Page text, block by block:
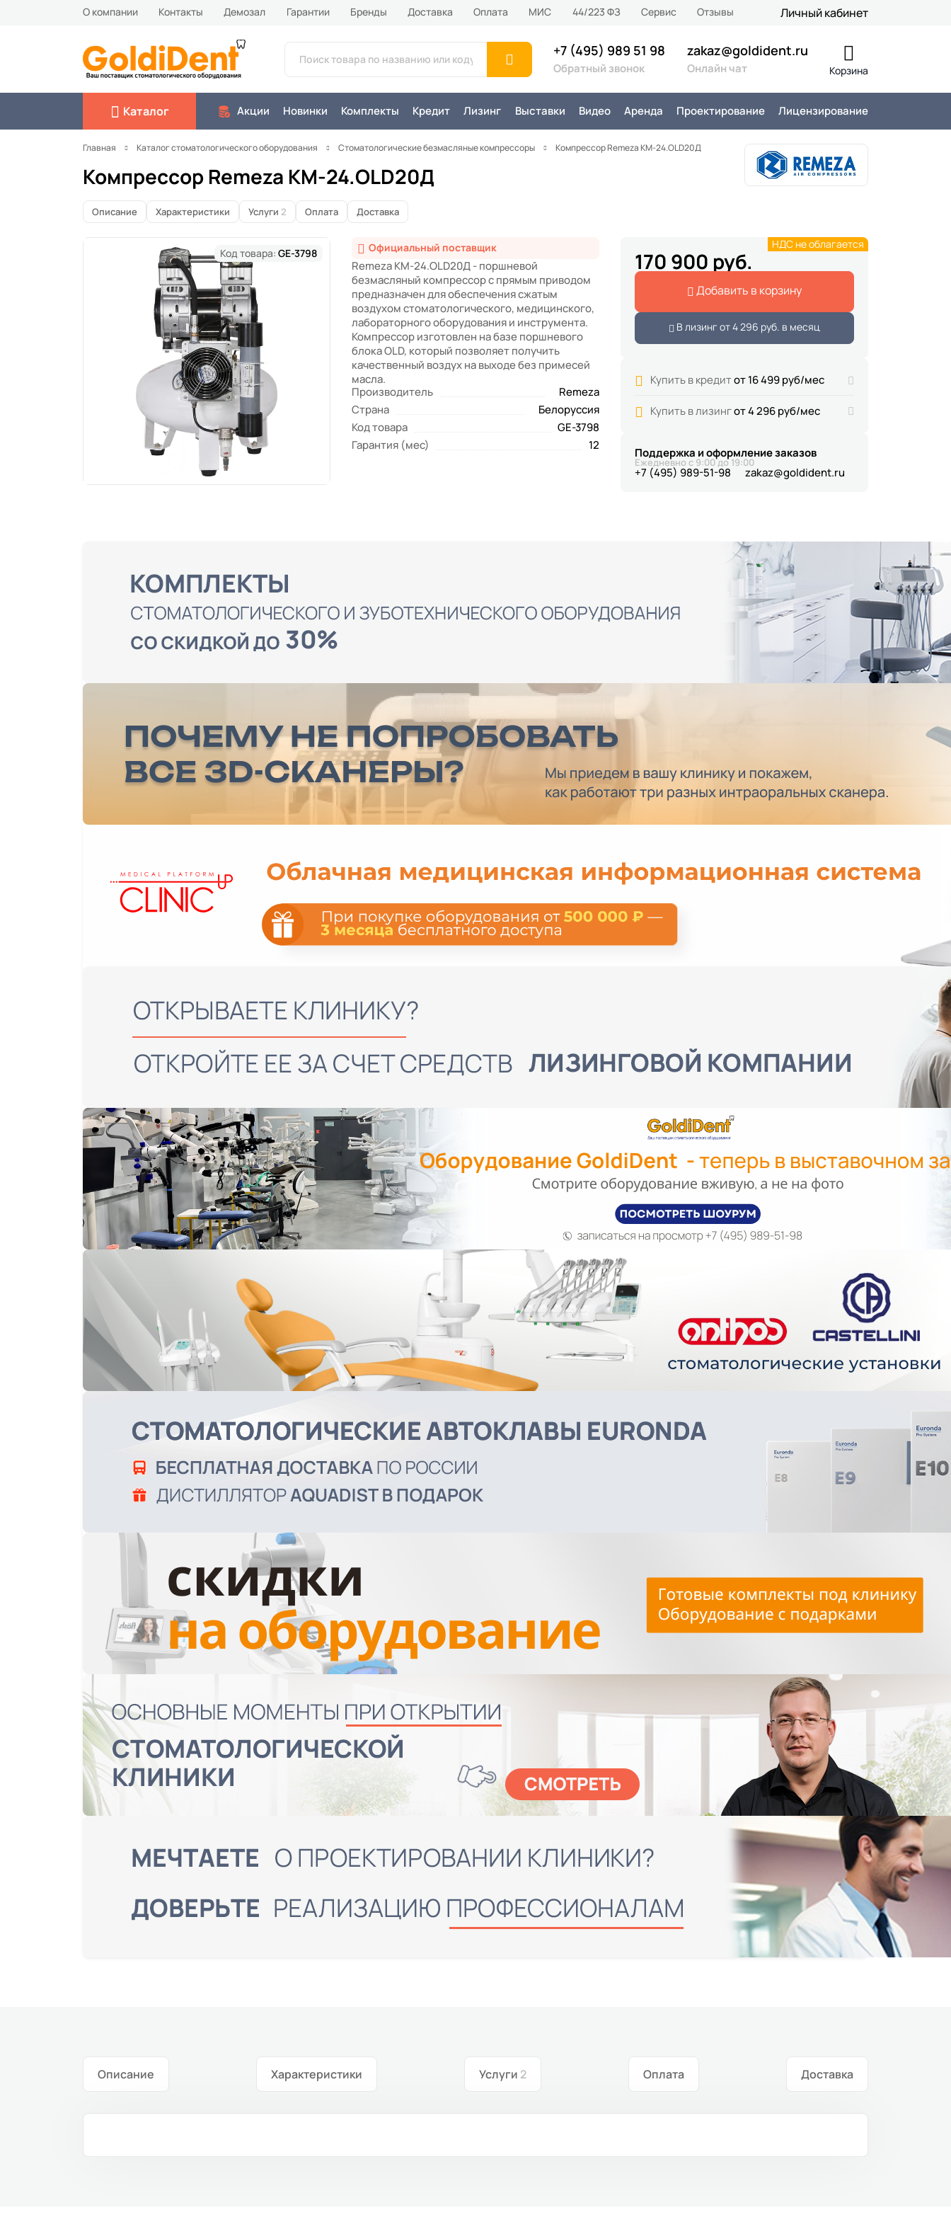
О компании Контакты Демозал Гарантии Бренды Доставка Оплата MИС 44/223 ФЗ Сервис Отзывы Личный кабинет
+7 (495) 989 51 98
Обратный звонок
zakaz@goldident.ru
Онлайн чат Корзина
Каталог Акции Новинки Комплекты Кредит Лизинг Выставки Видео Аренда Проектирование Лицензирование
Главная Каталог стоматологического оборудования Стоматологические безмасляные компрессоры Компрессор Remeza КМ-24.OLD20Д
Компрессор Remeza КМ-24.OLD20Д
Описание Характеристики Услуги 2 Оплата Доставка
Код товара: GE-3798 Официальный поставщик
Remeza КМ-24.OLD20Д - поршневой
безмасляный компрессор с прямым приводом
предназначен для обеспечения сжатым
воздухом стоматологического, медицинского,
лабораторного оборудования и инструмента.
Компрессор изготовлен на базе поршневого
блока OLD, который позволяет получить
качественный воздух на выходе без примесей
масла.
Производитель
Remeza
Страна
Белоруссия
Код товара
GE-3798
Гарантия (мес)
12
170 900 руб.
Добавить в корзину
В лизинг от4 296 руб. в месяц
НДС не облагается
Купить в кредитот 16 499 руб/мес
Купить в лизингот 4 296 руб/мес
Поддержка и оформление заказов
Ежедневно с 9:00 до 19:00
+7 (495) 989-51-98 zakaz@goldident.ru
Описание Характеристики Услуги 2 Оплата Доставка